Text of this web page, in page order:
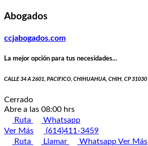
Abogados
ccjabogados.com
La mejor opción para tus necesidades...
CALLE 34 A 2601, PACIFICO, CHIHUAHUA, CHIH, CP 31030
Cerrado
Abre a las 08:00 hrs
Ruta
Whatsapp
Ver Más
(614)411-3459
Ruta
Llamar WhatsappVer Más